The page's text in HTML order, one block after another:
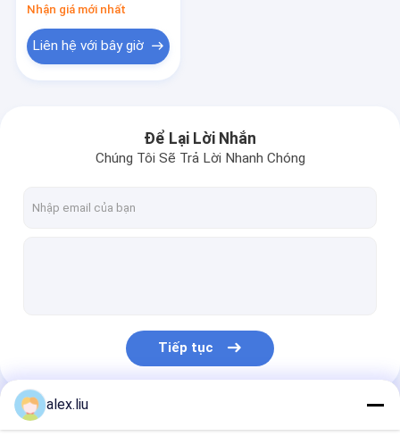
Nhận giá mới nhất
Liên hệ với bây giờ
Để Lại Lời Nhắn
Chúng Tôi Sẽ Trả Lời Nhanh Chóng
Tiếp tục
Danh Mục Của Chúng Tôi
alex.liu